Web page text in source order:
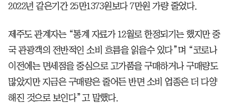
2022년 같은기간 25만1373원보다 7만원 가량 줄었다.
제주도 관계자는 “통계 자료가 12월로 한정되기는 했지만 중
국 관광객의 전반적인 소비 흐름을 읽을수 있다”며 “코로나
이전에는 면세점을 중심으로 고가품을 구매하거나 구매량도
많았지만 지금은 구매량은 줄어든 반면 소비 업종은 더 다양
해진 것으로 보인다”고 말했다.